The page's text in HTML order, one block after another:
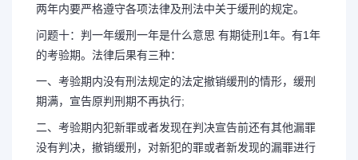
两年内要严格遵守各项法律及刑法中关于缓刑的规定。
问题十：判一年缓刑一年是什么意思 有期徒刑1年。有1年
的考验期。法律后果有三种：
一、考验期内没有刑法规定的法定撤销缓刑的情形，缓刑
期满，宣告原判刑期不再执行;
二、考验期内犯新罪或者发现在判决宣告前还有其他漏罪
没有判决，撤销缓刑，对新犯的罪或者新发现的漏罪进行